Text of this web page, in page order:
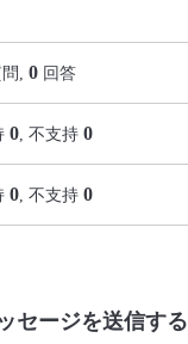
, 0 回答
0 , 不支持 0
0 , 不支持 0
セージを送信する